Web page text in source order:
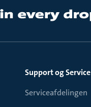
Support og Service
Serviceafdelingen